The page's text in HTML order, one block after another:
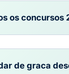
os concursos
de graca